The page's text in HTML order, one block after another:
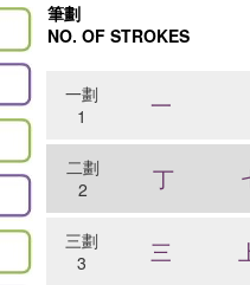
筆劃
NO. OF STROKES
一劃
1
一
二劃
2
丁
三劃
3
三